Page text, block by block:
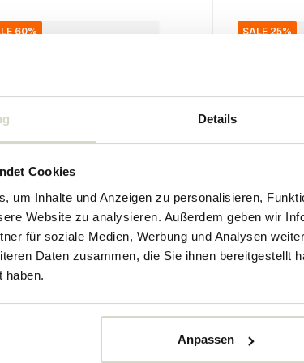
Details
Cookies
um Inhalte und Anzeigen zu personalisieren,
Website zu analysieren. Außerdem geben wir
für soziale Medien, Werbung und Analysen
Daten zusammen, die Sie ihnen bereitgestellt
haben.
Anpassen
60%
Kerzenhalter
€
SALE 25%
Nordal
Inez
Stück
73.50 €
• Auf Lager